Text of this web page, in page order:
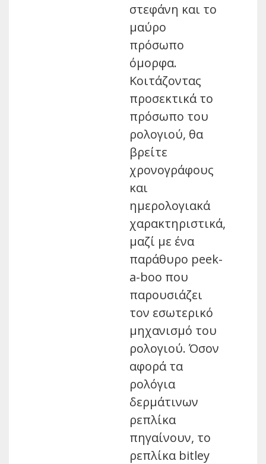
στεφάνη και το
μαύρο
πρόσωπο
όμορφα.
Κοιτάζοντας
προσεκτικά το
πρόσωπο του
ρολογιού, θα
βρείτε
χρονογράφους
και
ημερολογιακά
χαρακτηριστικά,
μαζί με ένα
παράθυρο peek-
a-boo που
παρουσιάζει
τον εσωτερικό
μηχανισμό του
ρολογιού. Όσον
αφορά τα
ρολόγια
δερμάτινων
ρεπλίκα
πηγαίνουν, το
ρεπλίκα bitley